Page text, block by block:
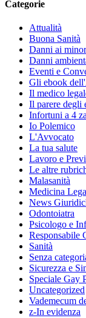
Categorie
Attualità
Buona Sanità
Danni ai
Danni
Eventi e
Gli ebook
Il medico
Il parere degli
Infortuni a 4
Io Polemico
L'Avvocato
La tua salute
Lavoro e
Le altre
Malasanità
Medicina
News
Odontoiatra
Psicologo e
Responsabile
Sanità
Senza
Sicurezza e
Speciale Gay
Uncategorized
Vademecum
z-In evidenza